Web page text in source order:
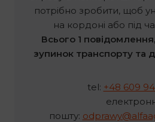
потрібно зробити, щоб
на кордоні або під
Всього 1
зупинок транспорту та
tel: +48 609
пошту: